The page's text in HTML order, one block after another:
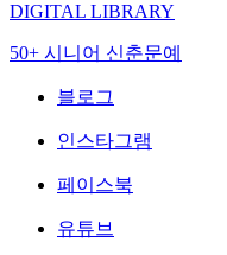
DIGITAL LIBRARY
50+ 시니어 신춘문예
블로그
인스타그램
페이스북
유튜브